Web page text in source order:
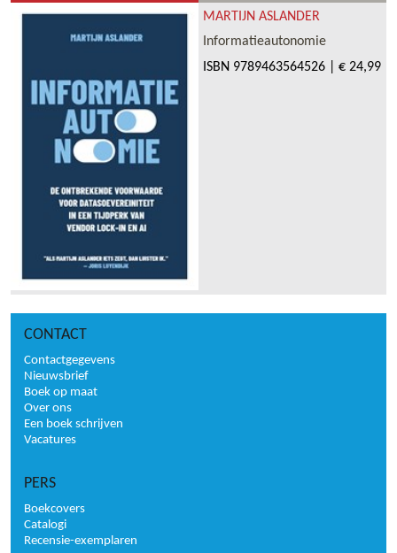
MARTIJN ASLANDER
Informatieautonomie
ISBN 9789463564526 € 24,99
CONTACT
Contactgegevens
Nieuwsbrief
Boek op maat
Over ons
Een boek schrijven
Vacatures
PERS
Boekcovers
Catalogi
Recensie-exemplaren